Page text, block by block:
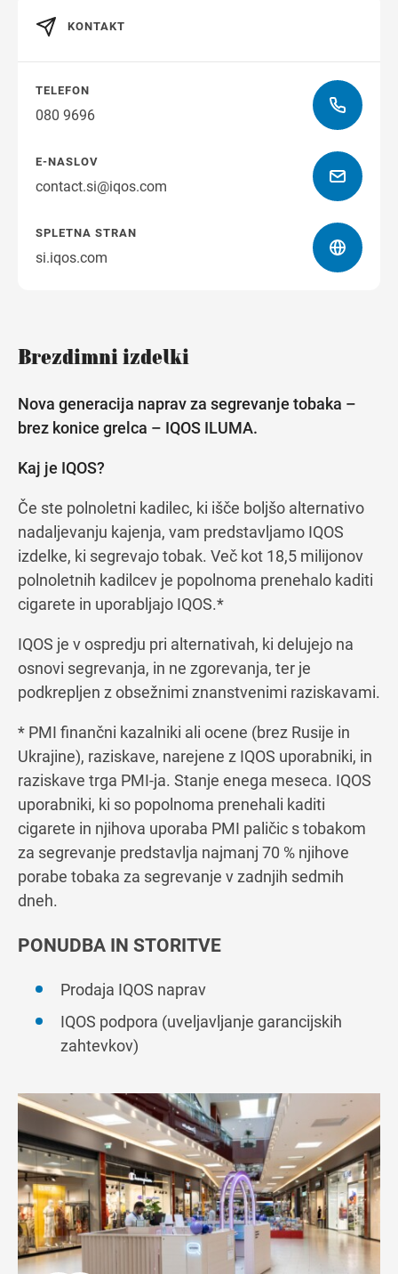
Navodila za pot
Brezdimni izdelki
Nova generacija naprav za segrevanje tobaka –
brez konice grelca – IQOS ILUMA.
Kaj je IQOS?
Če ste polnoletni kadilec, ki išče boljšo alternativo
nadaljevanju kajenja, vam predstavljamo IQOS
izdelke, ki segrevajo tobak. Več kot 18,5 milijonov
polnoletnih kadilcev je popolnoma prenehalo kaditi
cigarete in uporabljajo IQOS.*
IQOS je v ospredju pri alternativah, ki delujejo na
osnovi segrevanja, in ne zgorevanja, ter je
podkrepljen z obsežnimi znanstvenimi raziskavami.
* PMI finančni kazalniki ali ocene (brez Rusije in
Ukrajine), raziskave, narejene z IQOS uporabniki, in
raziskave trga PMI-ja. Stanje enega meseca. IQOS
uporabniki, ki so popolnoma prenehali kaditi
cigarete in njihova uporaba PMI paličic s tobakom
za segrevanje predstavlja najmanj 70 % njihove
porabe tobaka za segrevanje v zadnjih sedmih
dneh.
PONUDBA IN STORITVE
Prodaja IQOS naprav
IQOS podpora (uveljavljanje garancijskih
zahtevkov)
KONTAKT
TELEFON
080 9696
E-NASLOV
contact.si@iqos.com
SPLETNA STRAN
si.iqos.com